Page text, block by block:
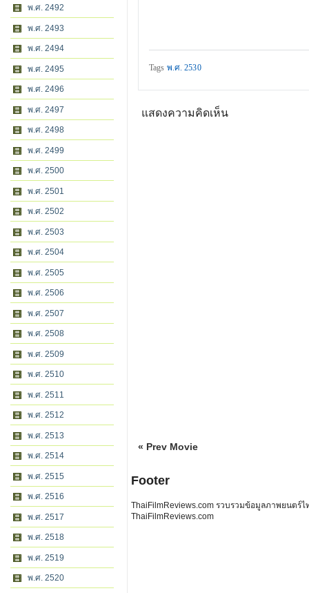
พ.ศ. 2492
พ.ศ. 2493
พ.ศ. 2494
พ.ศ. 2495
พ.ศ. 2496
พ.ศ. 2497
พ.ศ. 2498
พ.ศ. 2499
พ.ศ. 2500
พ.ศ. 2501
พ.ศ. 2502
พ.ศ. 2503
พ.ศ. 2504
พ.ศ. 2505
พ.ศ. 2506
พ.ศ. 2507
พ.ศ. 2508
พ.ศ. 2509
พ.ศ. 2510
พ.ศ. 2511
พ.ศ. 2512
พ.ศ. 2513
พ.ศ. 2514
พ.ศ. 2515
พ.ศ. 2516
พ.ศ. 2517
พ.ศ. 2518
พ.ศ. 2519
พ.ศ. 2520
Tags พ.ศ. 2530
แสดงความคิดเห็น
« Prev Movie
Footer
ThaiFilmReviews.com รวบรวมข้อมูลภาพยนตร์
ThaiFilmReviews.com